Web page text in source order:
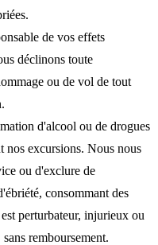
de vos effets
déclinons toute
ou de vol de tout
d'alcool ou de drogues
nos excursions. Nous nous
ou d'exclure de
consommant des
perturbateur, injurieux ou
remboursement.